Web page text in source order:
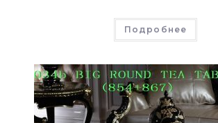
Подробнее